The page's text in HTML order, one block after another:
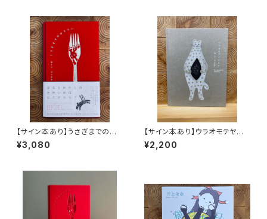
【サイン本あり】うさぎまでのお
さらい［通常版］
¥3,080
【サイン本あり】ウラオモテヤマ
ネコ
¥2,200